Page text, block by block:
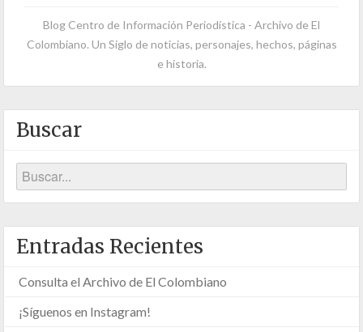
Blog Centro de Información Periodística - Archivo de El
Colombiano. Un Siglo de noticias, personajes, hechos, páginas
e historia.
Buscar
Entradas Recientes
Consulta el Archivo de El Colombiano
¡Síguenos en Instagram!